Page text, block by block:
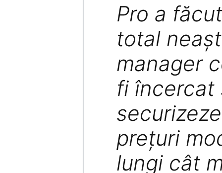
Pro a
total
manager
fi încercat
preţuri
lungi cât